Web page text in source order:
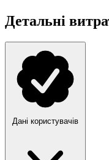
Детальні
Дані користувачів